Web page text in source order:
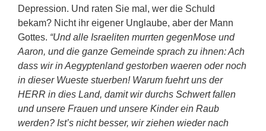
Depression. Und raten Sie mal, wer die Schuld
bekam? Nicht ihr eigener Unglaube, aber der Mann
Gottes. “Und alle Israeliten murrten gegenMose und
Aaron, und die ganze Gemeinde sprach zu ihnen: Ach
dass wir in Aegyptenland gestorben waeren oder noch
in dieser Wueste stuerben! Warum fuehrt uns der
HERR in dies Land, damit wir durchs Schwert fallen
und unsere Frauen und unsere Kinder ein Raub
werden? Ist’s nicht besser, wir ziehen wieder nach